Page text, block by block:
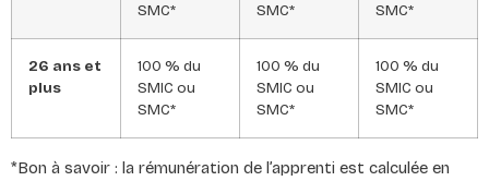
SMC*
SMC*
SMC*
26 ans et
plus
100 % du
SMIC ou
SMC*
100 % du
SMIC ou
SMC*
100 % du
SMIC ou
SMC*
*Bon à savoir : la rémunération de l’apprenti est calculée en